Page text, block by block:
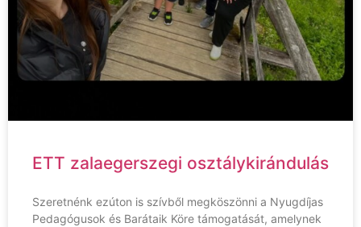
ETT zalaegerszegi osztálykirándulás
Szeretnénk ezúton is szívből megköszönni a Nyugdíjas
Pedagógusok és Barátaik Köre támogatását, amelynek